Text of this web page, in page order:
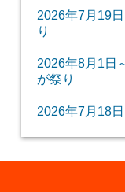
2026年7月19
り
2026年8月1日
が祭り
2026年7月18